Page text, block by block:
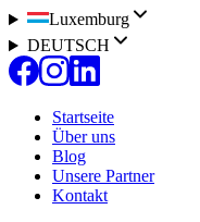
Luxemburg
DEUTSCH
Startseite
Über uns
Blog
Unsere Partner
Kontakt